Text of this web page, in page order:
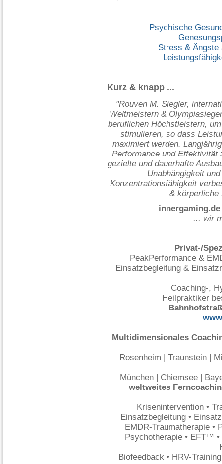
Psychische
Stress & Ängste
Kurz & knapp ...
"Rouven M. Siegler,
Weltmeistern &
beruflichen Höchstleistern,
stimulieren, so dass
maximiert werden.
Performance und Effektivität
gezielte und dauerhafte
Unabhängigkeit
Konzentrationsfähigkeit
& körperliche
... wir
Privat-/
PeakPerformance &
Einsatzbegleitung &
Coaching-,
Heilpraktiker
Multidimensionales
Rosenheim | Traunstein |
München | Chiemsee |
weltweites
Krisenintervention •
Einsatzbegleitung •
EMDR-Traumatherapie •
Psychotherapie • EFT™ •
Biofeedback • HRV-